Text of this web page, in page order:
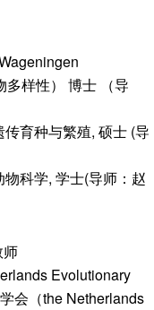
多样性） 博士 （导
育种与繁殖, 硕士 (导
科学, 学士(导师：赵
Evolutionary
会（the Netherlands